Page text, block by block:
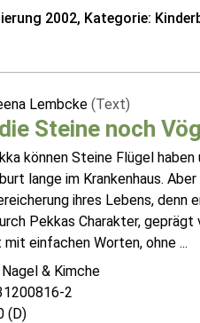
2002, Kategorie:
Lembcke (Text)
Steine noch
können Steine Flügel
lange im Krankenhaus.
ihres Lebens, denn
Pekkas Charakter,
einfachen Worten, ohne ...
& Kimche
2
(D)